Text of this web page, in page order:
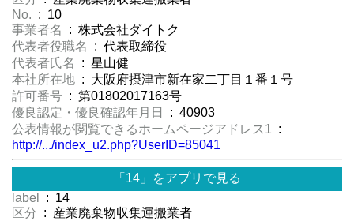
No. : 10
事業者名
: 株式会社ダイトク
代表者役職名
: 代表取締役
代表者氏名
: 星山健
本社所在地 : 大阪府摂津市新在家二丁目１番１号
許可番号 : 第01802017163号
優良認定・優良確認年月日
: 40903
公表情報が閲覧できるホームページアドレス1 :
http://.../index_u2.php?UserID=85041
「14」をアプリで見る
label
: 14
区分 : 産業廃棄物収集運搬業者